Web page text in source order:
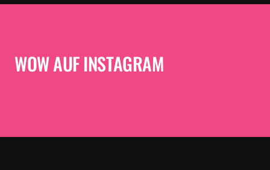
WOW AUF INSTAGRAM